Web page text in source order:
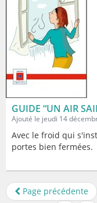
GUIDE “UN AIR
Ajouté le jeudi 14
Avec le froid qui
portes bien fermées.
Page précédente